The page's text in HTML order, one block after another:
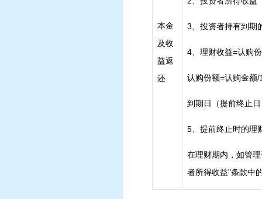
本金
及收
益返
还
3、 投资者持有到期
4、 理财收益=认购
认购份额=认购金额/
到期日（提前终止
5、提前终止时的理
在理财期内，如管
者所得收益”条款中